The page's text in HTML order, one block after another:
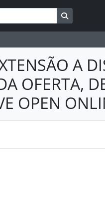
Busque na
A
OFERTA,
OPEN